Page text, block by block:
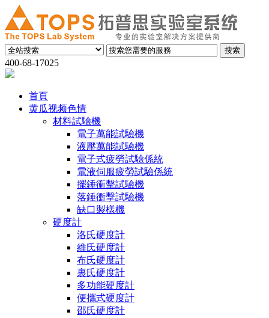
400-68-17025
首頁
黄瓜视频色情
材料試驗機
電子萬能試驗機
液壓萬能試驗機
電子式疲勞試驗係統
電液伺服疲勞試驗係統
擺錘衝擊試驗機
落錘衝擊試驗機
缺口製樣機
硬度計
洛氏硬度計
維氏硬度計
布氏硬度計
裏氏硬度計
多功能硬度計
便攜式硬度計
邵氏硬度計